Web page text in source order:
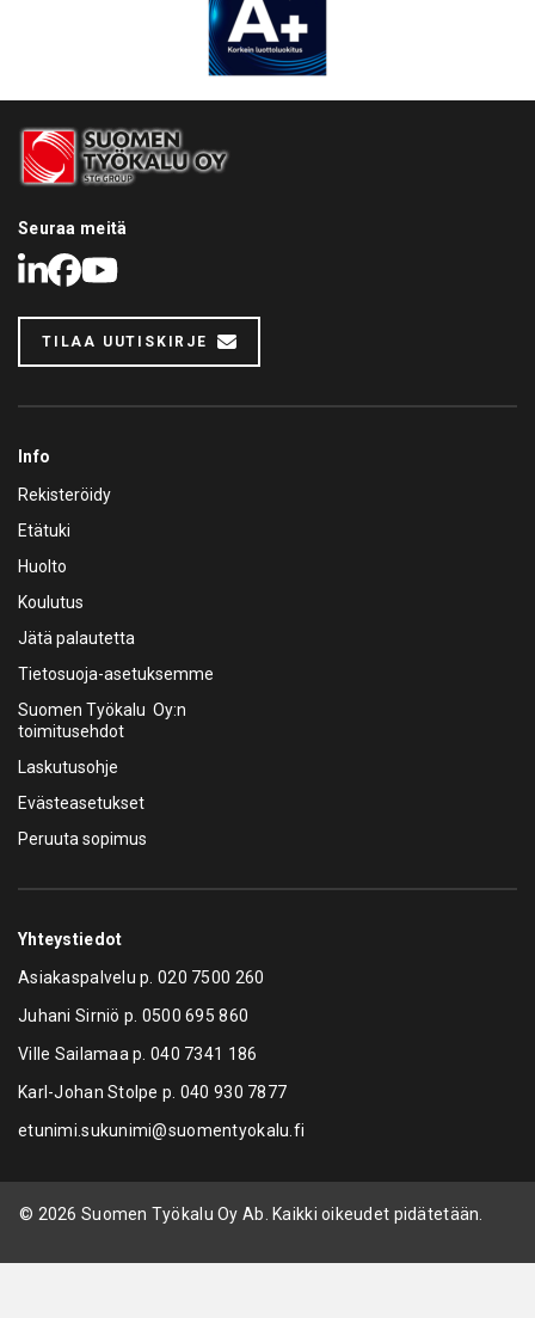
Seuraa meitä
LinkedIn
Facebook
Youtube
TILAA UUTISKIRJE
Info
Rekisteröidy
Etätuki
Huolto
Koulutus
Jätä palautetta
Tietosuoja-asetuksemme
Suomen Työkalu Oy:n
toimitusehdot
Laskutusohje
Evästeasetukset
Peruuta sopimus
Yhteystiedot
Asiakaspalvelu p.020 7500 260
Juhani Sirniö p. 0500 695 860
Ville Sailamaa p.040 7341 186
Karl-Johan Stolpe p. 040 930 7877
etunimi.sukunimi@suomentyokalu.fi
© 2026 Suomen Työkalu Oy Ab. Kaikki oikeudet pidätetään.